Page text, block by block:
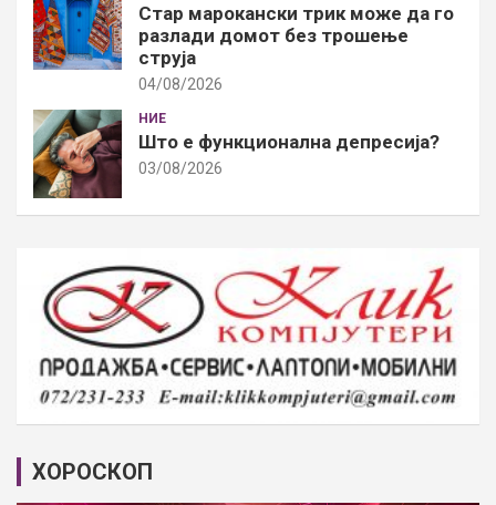
Стар марокански трик може да го
разлади домот без трошење
струја
04/08/2026
НИЕ
Што е функционална депресија?
03/08/2026
ХОРОСКОП